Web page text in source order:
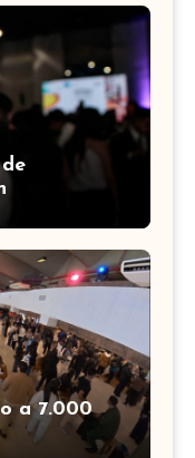
a 7.000